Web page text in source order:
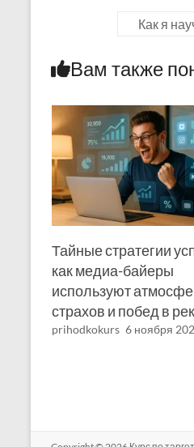
Как я
Вам также
Тайные стратегии
как медиа-байеры
используют
страхов и побед в
prihodkokurs 6 ноября